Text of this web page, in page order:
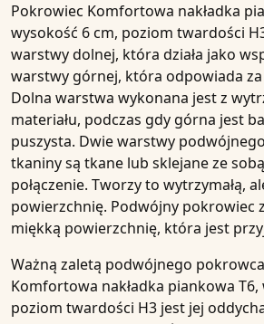
Pokrowiec Komfortowa nakładka
wysokość 6 cm, poziom twardości
warstwy dolnej, która działa jako
warstwy górnej, która odpowiada
Dolna warstwa wykonana jest z
materiału, podczas gdy górna jest
puszysta. Dwie warstwy
tkaniny są tkane lub sklejane ze
połączenie. Tworzy to wytrzymałą,
powierzchnię. Podwójny pokrowiec
miękką powierzchnię, która jest
Ważną zaletą podwójnego
Komfortowa nakładka piankowa T6,
poziom twardości H3 jest jej